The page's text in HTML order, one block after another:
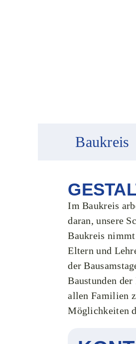
Baukreis
Im Baukreis
daran, unsere
Baukreis nimmt
Eltern und
der
Baustunden
allen Familien
Möglichkeiten